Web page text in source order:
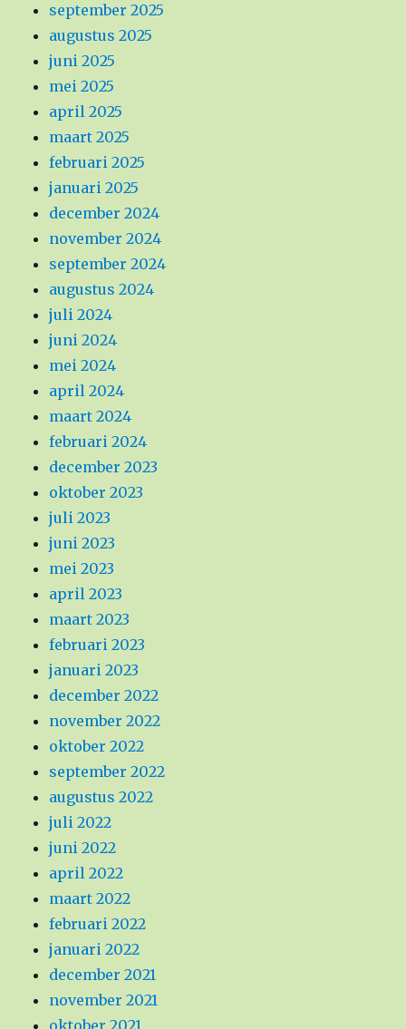
september 2025
augustus 2025
juni 2025
mei 2025
april 2025
maart 2025
februari 2025
januari 2025
december 2024
november 2024
september 2024
augustus 2024
juli 2024
juni 2024
mei 2024
april 2024
maart 2024
februari 2024
december 2023
oktober 2023
juli 2023
juni 2023
mei 2023
april 2023
maart 2023
februari 2023
januari 2023
december 2022
november 2022
oktober 2022
september 2022
augustus 2022
juli 2022
juni 2022
april 2022
maart 2022
februari 2022
januari 2022
december 2021
november 2021